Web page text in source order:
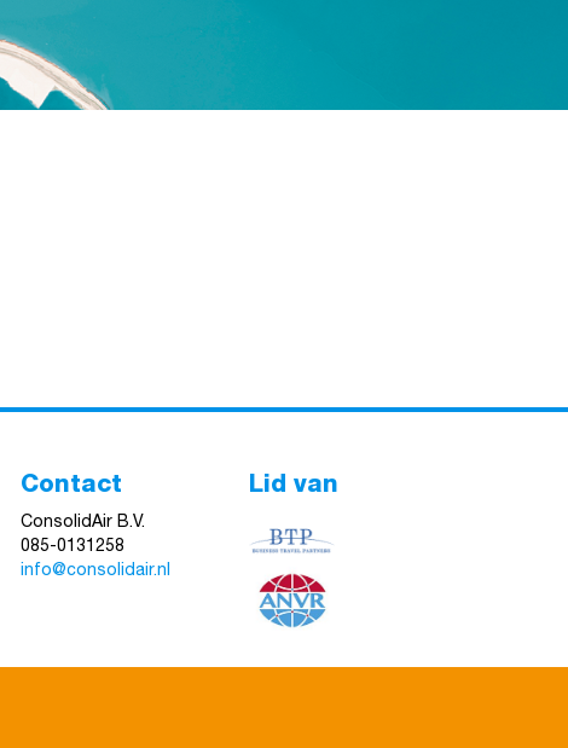
Contact
ConsolidAir B.V.
085-0131258
info@consolidair.nl
Lid van